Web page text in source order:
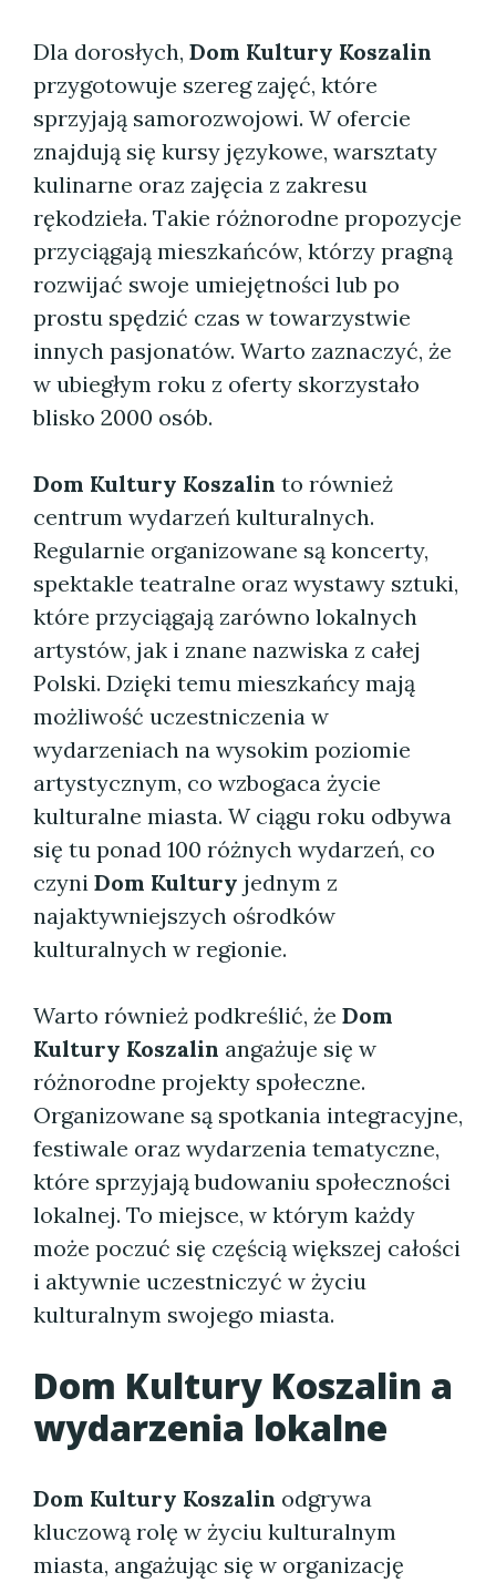
Dla dorosłych, Dom Kultury Koszalin
przygotowuje szereg zajęć, które
sprzyjają samorozwojowi. W ofercie
znajdują się kursy językowe, warsztaty
kulinarne oraz zajęcia z zakresu
rękodzieła. Takie różnorodne propozycje
przyciągają mieszkańców, którzy pragną
rozwijać swoje umiejętności lub po
prostu spędzić czas w towarzystwie
innych pasjonatów. Warto zaznaczyć, że
w ubiegłym roku z oferty skorzystało
blisko 2000 osób.
Dom Kultury Koszalin to również
centrum wydarzeń kulturalnych.
Regularnie organizowane są koncerty,
spektakle teatralne oraz wystawy sztuki,
które przyciągają zarówno lokalnych
artystów, jak i znane nazwiska z całej
Polski. Dzięki temu mieszkańcy mają
możliwość uczestniczenia w
wydarzeniach na wysokim poziomie
artystycznym, co wzbogaca życie
kulturalne miasta. W ciągu roku odbywa
się tu ponad 100 różnych wydarzeń, co
czyni Dom Kultury jednym z
najaktywniejszych ośrodków
kulturalnych w regionie.
Warto również podkreślić, że Dom
Kultury Koszalin angażuje się w
różnorodne projekty społeczne.
Organizowane są spotkania integracyjne,
festiwale oraz wydarzenia tematyczne,
które sprzyjają budowaniu społeczności
lokalnej. To miejsce, w którym każdy
może poczuć się częścią większej całości
i aktywnie uczestniczyć w życiu
kulturalnym swojego miasta.
Dom Kultury Koszalin a
wydarzenia lokalne
Dom Kultury Koszalin odgrywa
kluczową rolę w życiu kulturalnym
miasta, angażując się w organizację